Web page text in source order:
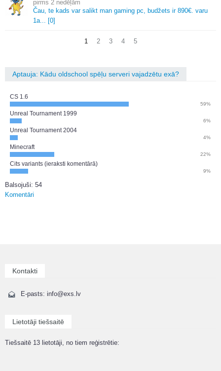
2 nedēļām
Čau, te kads var salikt man gaming pc, budžets ir 890€. varu
1a.
[0]
1 2 3 4 5
Aptauja: Kādu oldschool spēļu serveri vajadzētu exā?
CS 1.6
59%
Unreal Tournament 1999
6%
Unreal Tournament 2004
4%
Minecraft
22%
Cits variants (ieraksti komentārā)
9%
Balsojuši: 54
Komentāri
Kontakti
E-pasts: info@exs.lv
Lietotāji tiešsaitē
Tiešsaitē 13 lietotāji, no tiem reģistrētie: